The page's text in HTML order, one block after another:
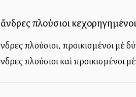
ἄνδρες πλούσιοι κεχορηγημένοι
Ἄνδρες πλούσιοι, προικισμένοι μὲ
Ἄνδρες πλούσιοι καὶ προικισμένοι